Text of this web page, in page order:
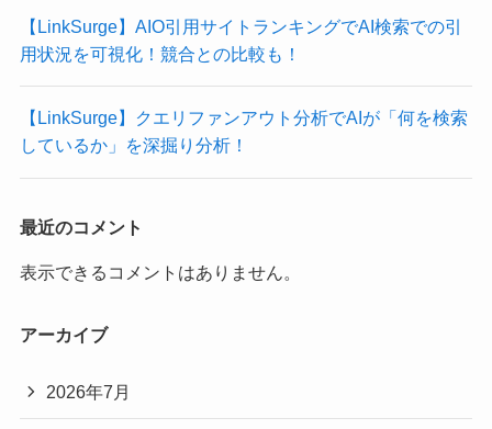
【LinkSurge】AIO引用サイトランキングでAI検索での引
用状況を可視化！競合との比較も！
【LinkSurge】クエリファンアウト分析でAIが「何を検索
しているか」を深掘り分析！
最近のコメント
表示できるコメントはありません。
アーカイブ
2026年7月